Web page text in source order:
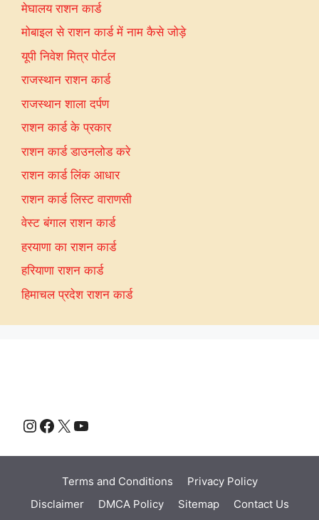
मेघालय राशन कार्ड
मोबाइल से राशन कार्ड में नाम कैसे जोड़े
यूपी निवेश मित्र पोर्टल
राजस्थान राशन कार्ड
राजस्थान शाला दर्पण
राशन कार्ड के प्रकार
राशन कार्ड डाउनलोड करे
राशन कार्ड लिंक आधार
राशन कार्ड लिस्ट वाराणसी
वेस्ट बंगाल राशन कार्ड
हरयाणा का राशन कार्ड
हरियाणा राशन कार्ड
हिमाचल प्रदेश राशन कार्ड
Instagram
Facebook
X YouTube
Terms and Conditions
Privacy Policy
Disclaimer
DMCA Policy Sitemap Contact Us